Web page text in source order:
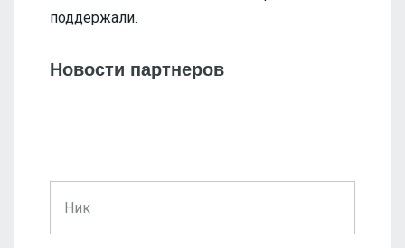
поддержали.
Новости партнеров